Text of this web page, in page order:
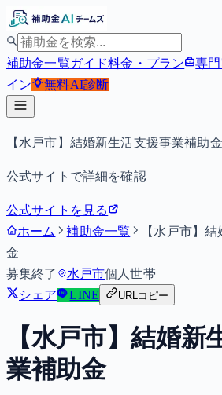
補助金一覧ガイド料金・プラン 専
イン
無料AI診断
【水戸市】結婚新生活支援事業補助金
公式サイトで詳細を確認
公式サイトを見る
ホーム
補助金一覧
【水戸市】
金
募集終了
水戸市個人世帯
シェア
LINE URLコピー
【水戸市】結婚新
業補助金